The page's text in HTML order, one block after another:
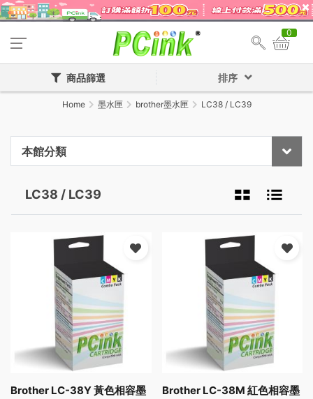
0
商品篩選 排序
Home 墨水匣 brother墨水匣 LC38 / LC39
本館分類
LC38 / LC39
Brother LC-38Y 黃色相容墨
Brother LC-38M 紅色相容墨